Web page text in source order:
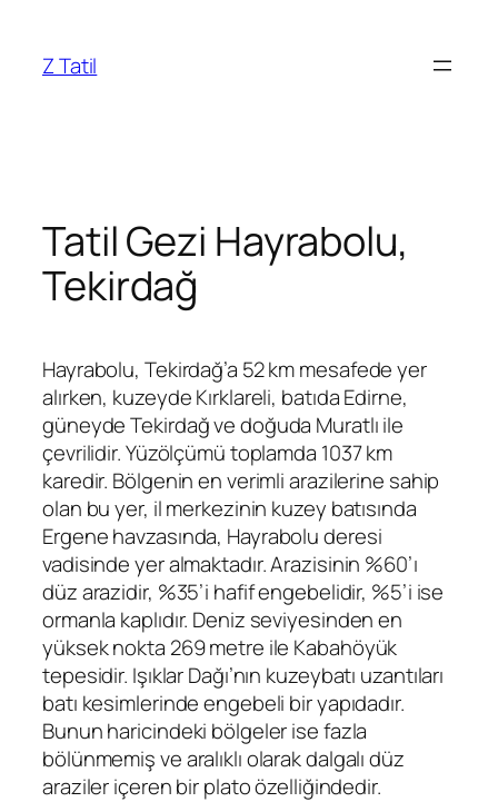
Z Tatil
Tatil Gezi Hayrabolu,
Tekirdağ
Hayrabolu, Tekirdağ’a 52 km mesafede yer
alırken, kuzeyde Kırklareli, batıda Edirne,
güneyde Tekirdağ ve doğuda Muratlı ile
çevrilidir. Yüzölçümü toplamda 1037 km
karedir. Bölgenin en verimli arazilerine sahip
olan bu yer, il merkezinin kuzey batısında
Ergene havzasında, Hayrabolu deresi
vadisinde yer almaktadır. Arazisinin %60’ı
düz arazidir, %35’i hafif engebelidir, %5’i ise
ormanla kaplıdır. Deniz seviyesinden en
yüksek nokta 269 metre ile Kabahöyük
tepesidir. Işıklar Dağı’nın kuzeybatı uzantıları
batı kesimlerinde engebeli bir yapıdadır.
Bunun haricindeki bölgeler ise fazla
bölünmemiş ve aralıklı olarak dalgalı düz
araziler içeren bir plato özelliğindedir.